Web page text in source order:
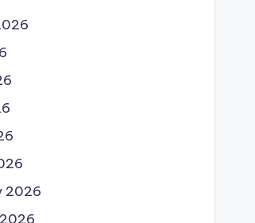
2026